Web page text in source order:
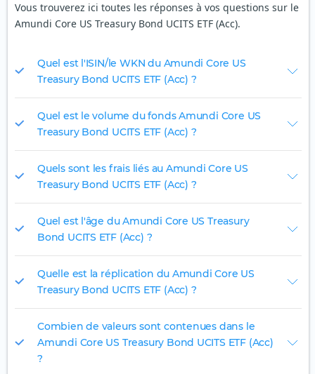
Vous trouverez ici toutes les réponses à vos questions sur le
Amundi Core US Treasury Bond UCITS ETF (Acc).
Quel est l'ISIN/le WKN du Amundi Core US
Treasury Bond UCITS ETF (Acc) ?
Quel est le volume du fonds Amundi Core US
Treasury Bond UCITS ETF (Acc) ?
Quels sont les frais liés au Amundi Core US
Treasury Bond UCITS ETF (Acc) ?
Quel est l'âge du Amundi Core US Treasury
Bond UCITS ETF (Acc) ?
Quelle est la réplication du Amundi Core US
Treasury Bond UCITS ETF (Acc) ?
Combien de valeurs sont contenues dans le
Amundi Core US Treasury Bond UCITS ETF (Acc)
?